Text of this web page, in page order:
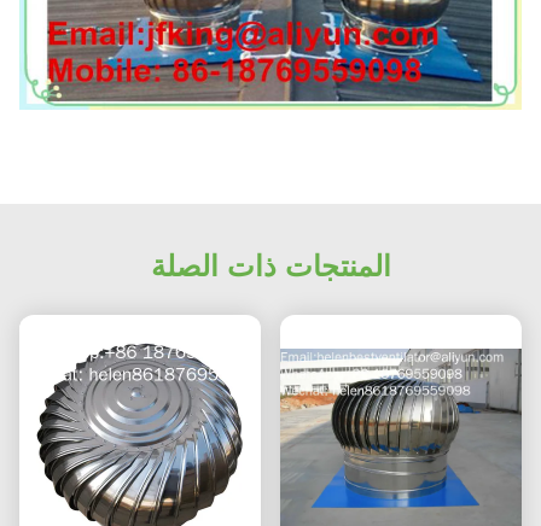
المنتجات ذات الصلة